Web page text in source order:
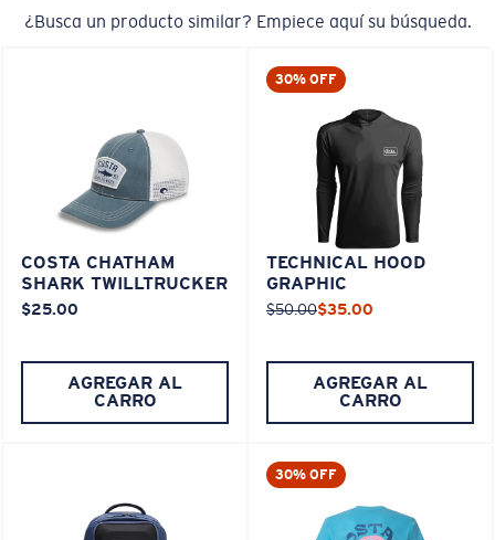
¿Busca un producto similar? Empiece aquí su búsqueda.
COSTA CHATHAM
SHARK TWILLTRUCKER
$25.00
AGREGAR AL
CARRO
30% OFF
TECHNICAL HOOD
GRAPHIC
$50.00$35.00
AGREGAR AL
CARRO
30% OFF